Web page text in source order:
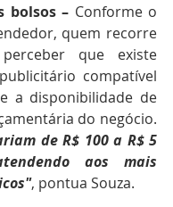
bolsos – Conforme o
quem recorre
que existe
compatível
a disponibilidade de
de R$ 100 a R$ 5
aos mais
, pontua Souza.